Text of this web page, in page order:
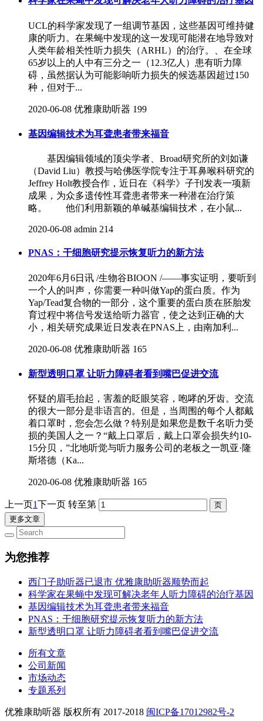
UCL的科学家发现了一组调节基因，这些基因可维持健
康的听力。在果蝇中发现的这一发现可能潜在地导致对
人类年龄相关性听力损失（ARHL）的治疗。、在全球
65岁以上的人中有三分之一（12.3亿人）患有听力障
碍，虽然据认为可能影响听力损失的候选基因超过150
种，但对于...
2020-06-08 优雅康助听器 199
基因编辑技术为耳聋患者带来福音
基因编辑领域的顶尖学者、Broad研究所的刘如谦
（David Liu）教授与哈佛医学院专注于耳鼻喉科研究的
Jeffrey Holt教授合作，近日在《科学》子刊发表一项新
成果，为众多遗传性耳聋患者带来一种潜在治疗策
略。 他们利用新颖的单碱基编辑技术，在小鼠...
2020-06-08 admin 214
PNAS：干细胞研究提示恢复听力的新方法
2020年6月6日讯 /生物谷BIOON /——事实证明，要听到
一个人的叫声，你需要一种叫做Yap的蛋白质。作为
Yap/Tead复合物的一部分，这个重要的蛋白质在胚胎发
育过程中将信号发送给听力器官，使之达到正确的大
小，相关研究成果近日发表在PNAS上，由南加利...
2020-06-08 优雅康助听器 165
新型透明口罩 让听力障碍者看到嘴巴促进交流
怀疑的眉毛抬起，害羞的眨眼笑容，咆哮的牙齿。交流
的很大一部分是非语言的。但是，当周围的每个人都戴
着口罩时，您会怎么做？特别是如果您是数千名听力受
损的美国人之一？“戴上口罩后，戴上口罩会损失约10-
15分贝，”北地听觉与听力服务公司的老板之一凯亚·隆
斯塔德（Ka...
2020-06-08 优雅康助听器 165
上一页1下一页 转至第
更多文章
为您推荐
西门子助听器已退市 优雅康助听器顺势而起
科学家在果蝇中发现可解决老年人听力障碍的治疗基因
基因编辑技术为耳聋患者带来福音
PNAS：干细胞研究提示恢复听力的新方法
新型透明口罩 让听力障碍者看到嘴巴促进交流
所有文章
公司新闻
市场动态
专题系列
优雅康助听器 版权所有 2017-2018 闽ICP备17012982号-2